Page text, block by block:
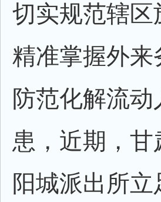
切实规范辖
精准掌握外
防范化解流
患，近期，
阳城派出所